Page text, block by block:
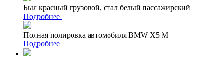
Был красный грузовой, стал белый пассажирский
Подробнее
Полная полировка автомобиля BMW X5 M
Подробнее